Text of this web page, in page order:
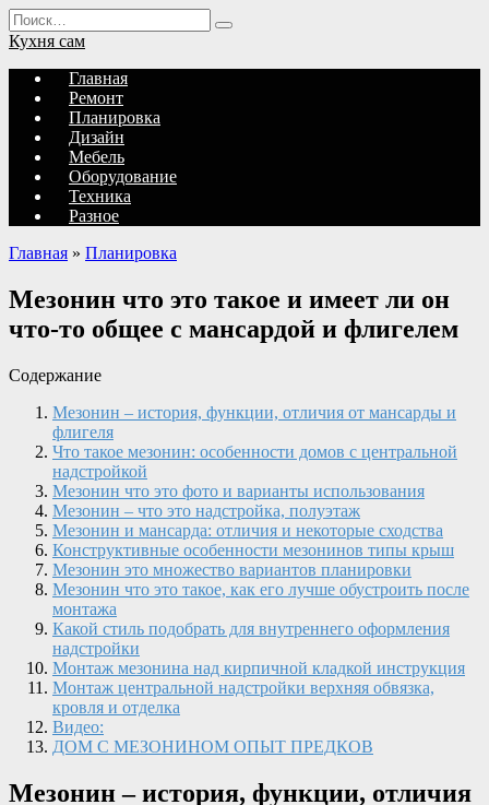
Перейти
к
содержанию
Search
for:
Кухня сам
Главная
Ремонт
Планировка
Дизайн
Мебель
Оборудование
Техника
Разное
Главная » Планировка
Мезонин что это такое и имеет ли он
что-то общее с мансардой и флигелем
Содержание
Мезонин – история, функции, отличия от мансарды и
флигеля
Что такое мезонин: особенности домов с центральной
надстройкой
Мезонин что это фото и варианты использования
Мезонин – что это надстройка, полуэтаж
Мезонин и мансарда: отличия и некоторые сходства
Конструктивные особенности мезонинов типы крыш
Мезонин это множество вариантов планировки
Мезонин что это такое, как его лучше обустроить после
монтажа
Какой стиль подобрать для внутреннего оформления
надстройки
Монтаж мезонина над кирпичной кладкой инструкция
Монтаж центральной надстройки верхняя обвязка,
кровля и отделка
Видео:
ДОМ С МЕЗОНИНОМ ОПЫТ ПРЕДКОВ
Мезонин – история, функции, отличия